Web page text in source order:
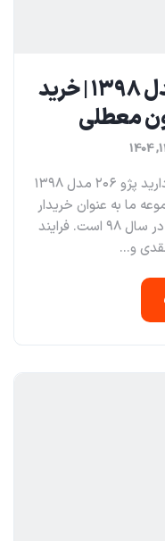
خریدار فوری پژو ۲۰۶ مدل ۱۳۹۸ | خرید
09121244105 تلفن‌مستقیم اگر قصد دارید پژو ۲۰۶ مدل ۱۳۹۸
ما به عنوان خریدار
فوری آماده خرید تمام مدل‌های ۲۰۶ در سال ۹۸ است. فرایند
و...